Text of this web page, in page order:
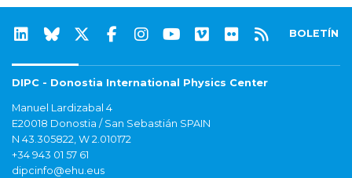
BOLETÍN
DIPC - Donostia International Physics Center
Manuel Lardizabal 4
E20018 Donostia / San Sebastián SPAIN
N 43.305822, W 2.010172
+34 943 01 57 61
dipcinfo@ehu.eus